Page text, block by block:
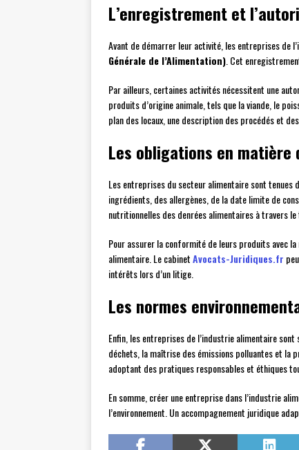
L’enregistrement et
Avant de démarrer leur activité, les entreprises de
Générale de l’Alimentation). Cet
Par ailleurs, certaines activités nécessitent une
produits d’origine animale, tels que la viande, le
plan des locaux, une description des procédés et
Les obligations en matière
Les entreprises du secteur alimentaire sont tenues
ingrédients, des allergènes, de la date limite de
nutritionnelles des denrées alimentaires à travers
Pour assurer la conformité de leurs produits avec
alimentaire. Le cabinetAvocats-Juridiques.fr
intérêts lors d’un litige.
Les normes
Enfin, les entreprises de l’industrie alimentaire sont
déchets, la maîtrise des émissions polluantes et la
adoptant des pratiques responsables et éthiques
En somme, créer une entreprise dans l’industrie
l’environnement. Un accompagnement juridique